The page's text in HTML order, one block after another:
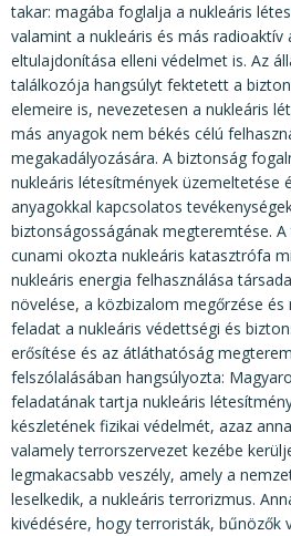
takar: magába foglalja a nukleáris
valamint a nukleáris és más radioaktív
eltulajdonítása elleni védelmet is. Az
találkozója hangsúlyt fektetett a
elemeire is, nevezetesen a nukleáris
más anyagok nem békés célú
megakadályozására. A biztonság
nukleáris létesítmények üzemeltetése
anyagokkal kapcsolatos
biztonságosságának megteremtése.
cunami okozta nukleáris katasztrófa
nukleáris energia felhasználása
növelése, a közbizalom megőrzése és
feladat a nukleáris védettségi és
erősítése és az átláthatóság
felszólalásában hangsúlyozta:
feladatának tartja nukleáris
készletének fizikai védelmét, azaz
valamely terrorszervezet kezébe
legmakacsabb veszély, amely a
leselkedik, a nukleáris terrorizmus.
kivédésére, hogy terroristák, bűnözők